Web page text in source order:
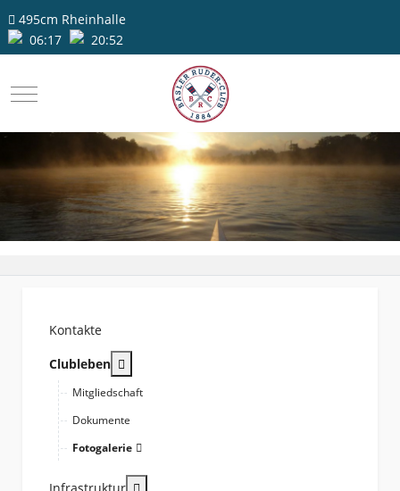
495cm Rheinhalle
06:17
20:52
Mobile Menu Toggle
Kontakte
Clubleben
Mitgliedschaft
Dokumente
Fotogalerie